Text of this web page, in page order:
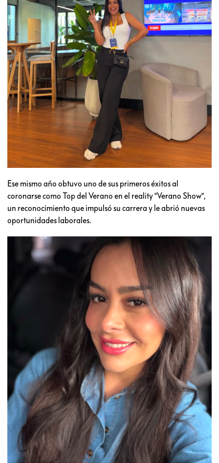
Ese mismo año obtuvo uno de sus primeros éxitos al
coronarse como Top del Verano en el reality "Verano Show",
un reconocimiento que impulsó su carrera y le abrió nuevas
oportunidades laborales.